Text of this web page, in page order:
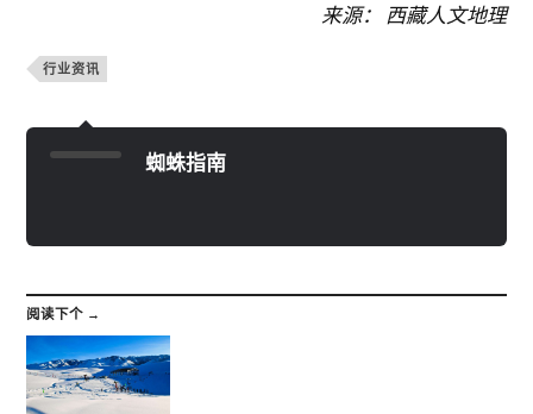
来源： 西藏人文地理
行业资讯
蜘蛛指南
阅读下个 →